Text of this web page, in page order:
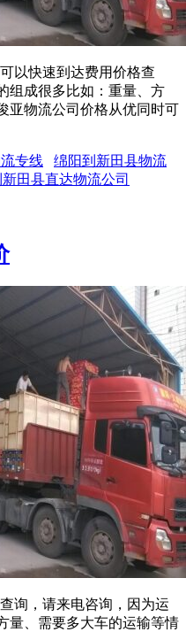
以快速到达费用价格查
组成很多比如：重量、方
亚物流公司价格从优同时可
专线
绵阳到新田县物流
田县直达物流公司
询，请来电咨询，因为运
量、需要多大车的运输等情